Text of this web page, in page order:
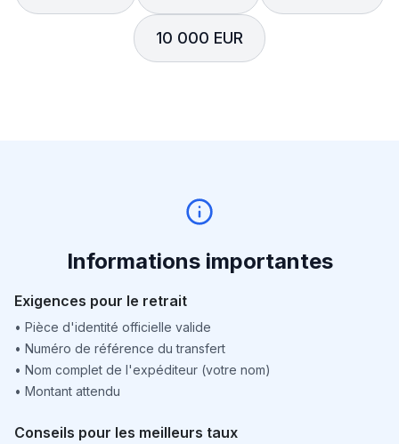
10 000 EUR
Informations importantes
Exigences pour le retrait
• Pièce d'identité officielle valide
• Numéro de référence du transfert
• Nom complet de l'expéditeur (votre nom)
• Montant attendu
Conseils pour les meilleurs taux